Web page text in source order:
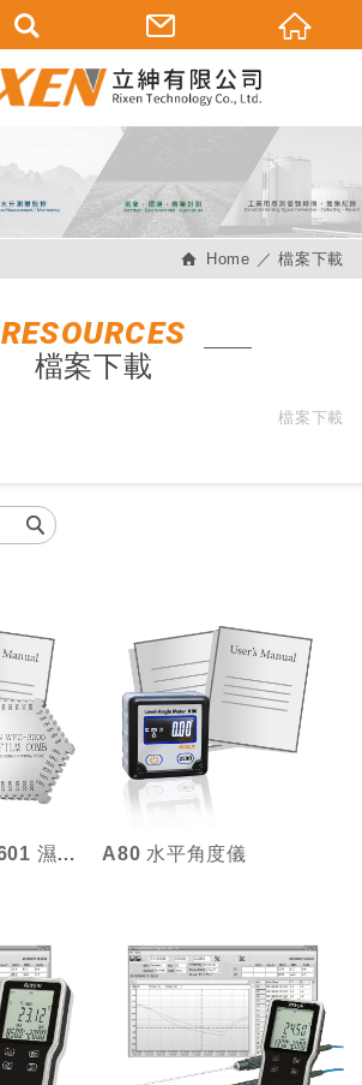
Home 檔案下載
RESOURCES
檔案下載
檔案下載
WFC-3000/SISI-601 濕膜厚度片 A80 水平角度儀
會員登入
加入會員
忘記密碼
訂單查詢
個人資料修改